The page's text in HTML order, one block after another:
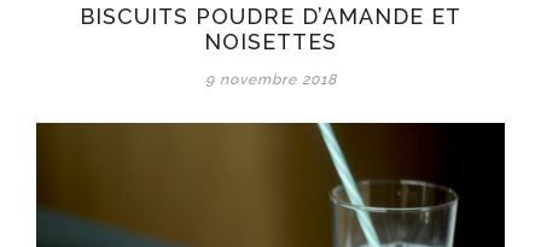
BISCUITS POUDRE D’AMANDE ET
NOISETTES
9 novembre 2018